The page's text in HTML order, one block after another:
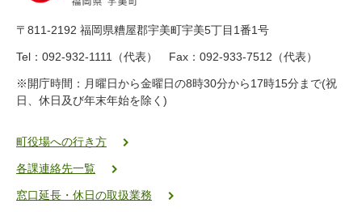
8
-
5
5
ク
二
ゴ
〒811-2192 福岡県糟屋郡宇美町宇美5丁目1番1号
Tel：092-932-1111（代表） Fax：092-933-7512（代表）
※開庁時間：月曜日から金曜日の8時30分から17時15分まで(祝
日、休日及び年末年始を除く)
町役場への行き方
各課連絡先一覧
窓口延長・休日の取扱業務